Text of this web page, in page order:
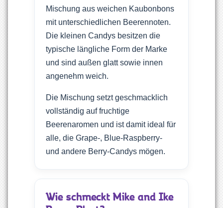
Mischung aus weichen Kaubonbons
mit unterschiedlichen Beerennoten.
Die kleinen Candys besitzen die
typische längliche Form der Marke
und sind außen glatt sowie innen
angenehm weich.
Die Mischung setzt geschmacklich
vollständig auf fruchtige
Beerenaromen und ist damit ideal für
alle, die Grape-, Blue-Raspberry-
und andere Berry-Candys mögen.
Wie schmeckt Mike and Ike